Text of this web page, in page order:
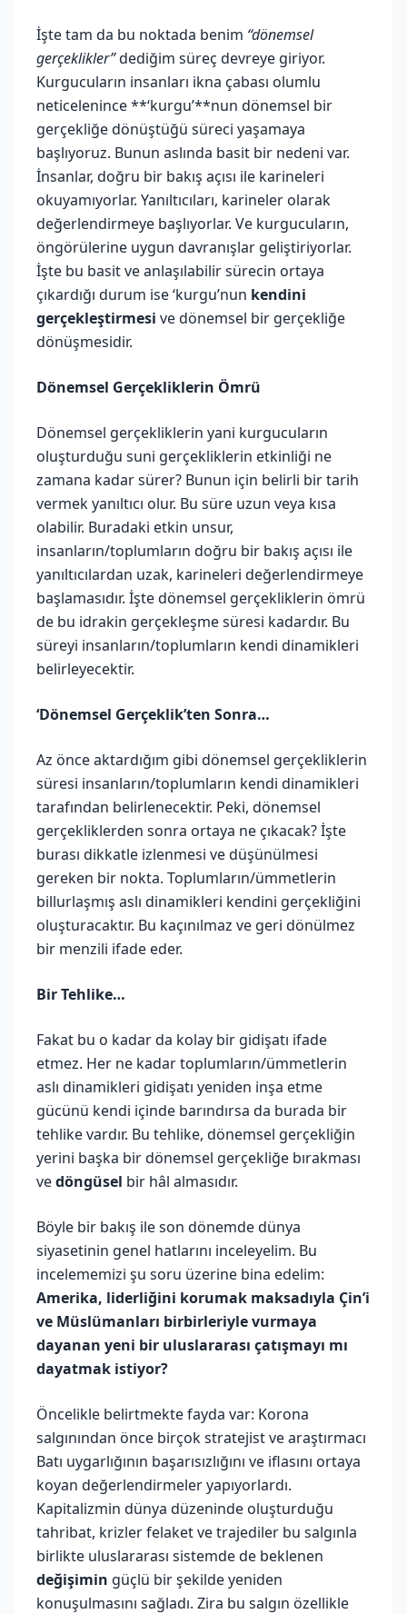
İşte tam da bu noktada benim “dönemsel
gerçeklikler”dediğim süreç devreye giriyor.
Kurgucuların insanları ikna çabası olumlu
neticelenince **‘kurgu’**nun dönemsel bir
gerçekliğe dönüştüğü süreci yaşamaya
başlıyoruz. Bunun aslında basit bir nedeni var.
İnsanlar, doğru bir bakış açısı ile karineleri
okuyamıyorlar. Yanıltıcıları, karineler olarak
değerlendirmeye başlıyorlar. Ve kurgucuların,
öngörülerine uygun davranışlar geliştiriyorlar.
İşte bu basit ve anlaşılabilir sürecin ortaya
çıkardığı durum ise ‘kurgu’nun kendini
gerçekleştirmesi ve dönemsel bir gerçekliğe
dönüşmesidir.
Dönemsel Gerçekliklerin Ömrü
Dönemsel gerçekliklerin yani kurgucuların
oluşturduğu suni gerçekliklerin etkinliği ne
zamana kadar sürer? Bunun için belirli bir tarih
vermek yanıltıcı olur. Bu süre uzun veya kısa
olabilir. Buradaki etkin unsur,
insanların/toplumların doğru bir bakış açısı ile
yanıltıcılardan uzak, karineleri değerlendirmeye
başlamasıdır. İşte dönemsel gerçekliklerin ömrü
de bu idrakin gerçekleşme süresi kadardır. Bu
süreyi insanların/toplumların kendi dinamikleri
belirleyecektir.
‘Dönemsel Gerçeklik’ten Sonra…
Az önce aktardığım gibi dönemsel gerçekliklerin
süresi insanların/toplumların kendi dinamikleri
tarafından belirlenecektir. Peki, dönemsel
gerçekliklerden sonra ortaya ne çıkacak? İşte
burası dikkatle izlenmesi ve düşünülmesi
gereken bir nokta. Toplumların/ümmetlerin
billurlaşmış aslı dinamikleri kendini gerçekliğini
oluşturacaktır. Bu kaçınılmaz ve geri dönülmez
bir menzili ifade eder.
Bir Tehlike…
Fakat bu o kadar da kolay bir gidişatı ifade
etmez. Her ne kadar toplumların/ümmetlerin
aslı dinamikleri gidişatı yeniden inşa etme
gücünü kendi içinde barındırsa da burada bir
tehlike vardır. Bu tehlike, dönemsel gerçekliğin
yerini başka bir dönemsel gerçekliğe bırakması
vedöngüsel bir hâl almasıdır.
Böyle bir bakış ile son dönemde dünya
siyasetinin genel hatlarını inceleyelim. Bu
incelememizi şu soru üzerine bina edelim:
Amerika, liderliğini korumak maksadıyla Çin’i
ve Müslümanları birbirleriyle vurmaya
dayanan yeni bir uluslararası çatışmayı mı
dayatmak istiyor?
Öncelikle belirtmekte fayda var: Korona
salgınından önce birçok stratejist ve araştırmacı
Batı uygarlığının başarısızlığını ve iflasını ortaya
koyan değerlendirmeler yapıyorlardı.
Kapitalizmin dünya düzeninde oluşturduğu
tahribat, krizler felaket ve trajediler bu salgınla
birlikte uluslararası sistemde de beklenen
değişimin güçlü bir şekilde yeniden
konuşulmasını sağladı. Zira bu salgın özellikle